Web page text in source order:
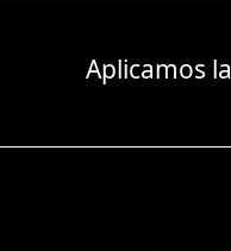
Aplicamos la